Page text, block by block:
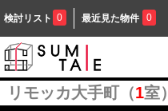
検討リスト 0 最近見た物件 0
リモッカ大手町（1室）